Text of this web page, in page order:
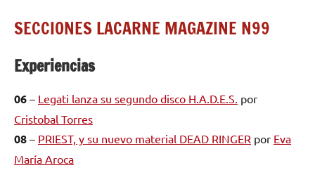
SECCIONES LACARNE MAGAZINE N99
Experiencias
06 – Legati lanza su segundo disco H.A.D.E.S. por
Cristobal Torres
08 – PRIEST, y su nuevo material DEAD RINGER por Eva
María Aroca